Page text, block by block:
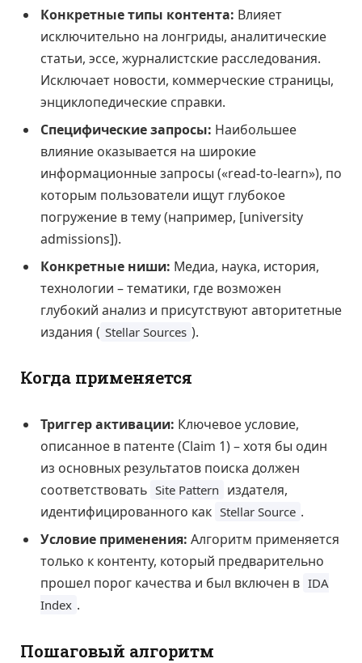
Конкретные типы контента: Влияет
исключительно на лонгриды, аналитические
статьи, эссе, журналистские расследования.
Исключает новости, коммерческие страницы,
энциклопедические справки.
Специфические запросы: Наибольшее
влияние оказывается на широкие
информационные запросы («read-to-learn»), по
которым пользователи ищут глубокое
погружение в тему (например, [university
admissions]).
Конкретные ниши: Медиа, наука, история,
технологии – тематики, где возможен
глубокий анализ и присутствуют авторитетные
издания ( Stellar Sources ).
Когда применяется
Триггер активации: Ключевое условие,
описанное в патенте (Claim 1) – хотя бы один
из основных результатов поиска должен
соответствовать Site Pattern издателя,
идентифицированного как Stellar Source .
Условие применения: Алгоритм применяется
только к контенту, который предварительно
прошел порог качества и был включен в IDA
Index .
Пошаговый алгоритм